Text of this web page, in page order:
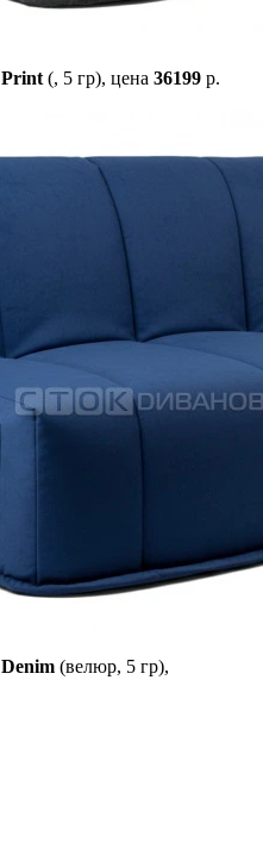
Print(, 5 гр), цена 36199 р.
Denim (велюр, 5 гр),